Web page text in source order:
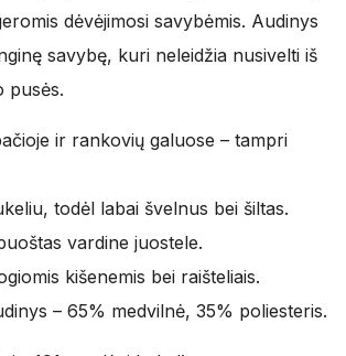
dėvėjimosi savybėmis. Audinys
savybę, kuri neleidžia nusivelti iš
pusės.
ir rankovių galuose – tampri
todėl labai švelnus bei šiltas.
vardine juostele.
kišenemis bei raišteliais.
– 65% medvilnė, 35% poliesteris.